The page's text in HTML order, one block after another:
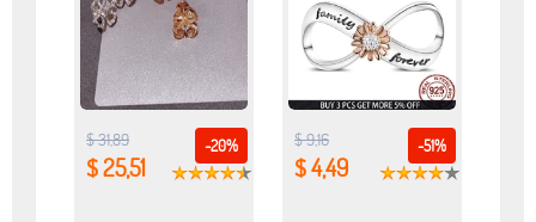
-20%
$ 31,89
$ 25,51
-51%
$ 9,16
$ 4,49